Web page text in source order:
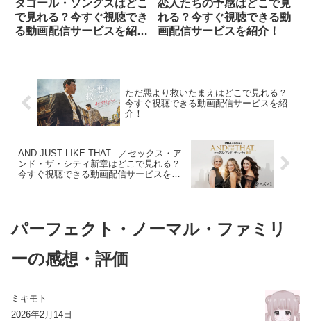
タゴール・ソングスはどこ
で見れる？今すぐ視聴でき
る動画配信サービスを紹
恋人たちの予感はどこで見
れる？今すぐ視聴できる動
画配信サービスを紹介！
ただ悪より救いたまえはどこで見れる？
今すぐ視聴できる動画配信サービスを紹
介！
AND JUST LIKE THAT...／セックス・ア
ンド・ザ・シティ新章はどこで見れる？
今すぐ視聴できる動画配信サービスを紹
パーフェクト・ノーマル・ファミリ
ーの感想・評価
ミキモト
2026年2月14日